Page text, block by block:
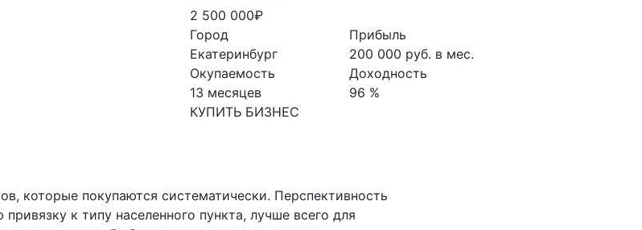
2 500 000₽
Город
Екатеринбург
Окупаемость
13 месяцев
КУПИТЬ БИЗНЕС
Прибыль
200 000 руб. в мес.
Доходность
96 %
которые покупаются систематически. Перспективность
к типу населенного пункта, лучше всего для